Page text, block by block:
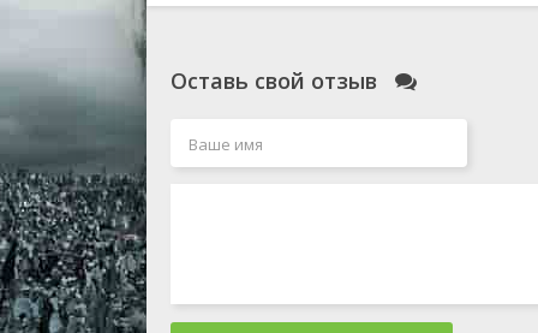
Оставь свой отзыв